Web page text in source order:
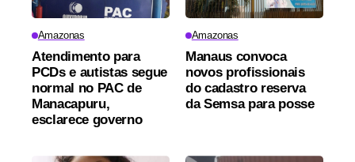
Amazonas
Atendimento para
PCDs e autistas segue
normal no PAC de
Manacapuru,
esclarece governo
Amazonas
Manaus convoca
novos profissionais
do cadastro reserva
da Semsa para posse